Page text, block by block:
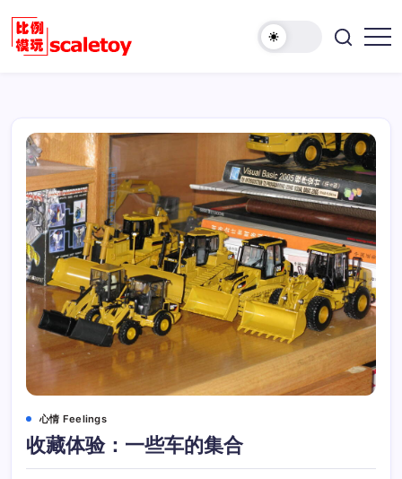
正
欢
例
模
型
玩
具
天
地！
心情 Feelings
收藏体验：一些车的集合